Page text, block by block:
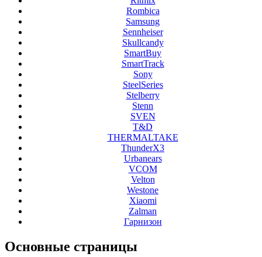
Rombica
Samsung
Sennheiser
Skullcandy
SmartBuy
SmartTrack
Sony
SteelSeries
Stelberry
Stenn
SVEN
T&D
THERMALTAKE
ThunderX3
Urbanears
VCOM
Velton
Westone
Xiaomi
Zalman
Гарнизон
Основные страницы